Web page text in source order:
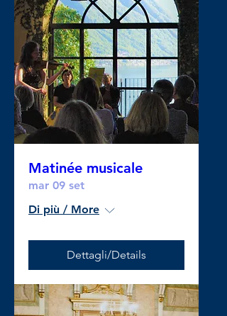
Matinée musicale
mar 09 set
Di più / More
Dettagli/Details